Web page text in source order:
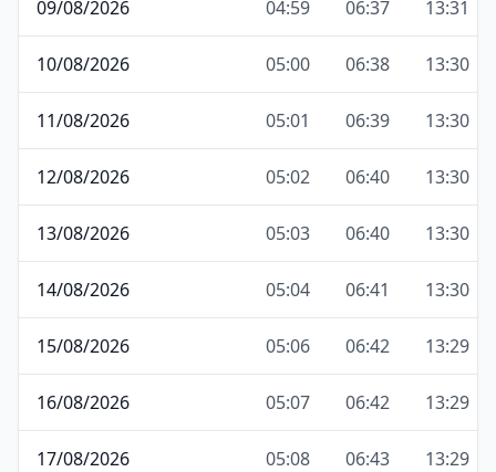
09/08/2026 04:59 06:37 13:31
10/08/2026 05:00 06:38 13:30
11/08/2026 05:01 06:39 13:30
12/08/2026 05:02 06:40 13:30
13/08/2026 05:03 06:40 13:30
14/08/2026 05:04 06:41 13:30
15/08/2026 05:06 06:42 13:29
16/08/2026 05:07 06:42 13:29
17/08/2026 05:08 06:43 13:29